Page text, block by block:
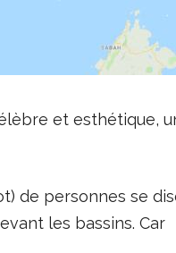
et esthétique,
de personnes se
les bassins. Car